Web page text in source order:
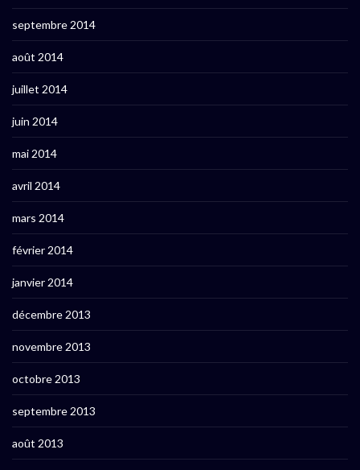
septembre 2014
août 2014
juillet 2014
juin 2014
mai 2014
avril 2014
mars 2014
février 2014
janvier 2014
décembre 2013
novembre 2013
octobre 2013
septembre 2013
août 2013